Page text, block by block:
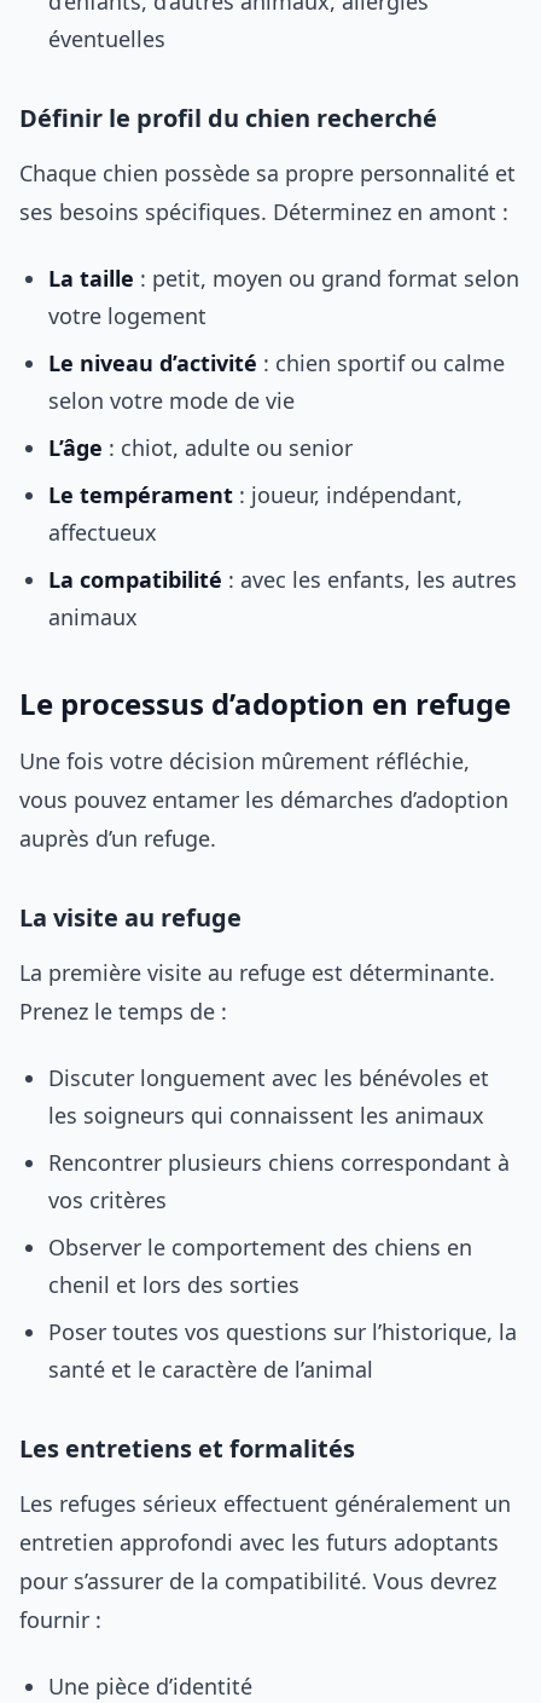
éventuelles
Définir le profil du chien recherché
Chaque chien possède sa propre personnalité et
ses besoins spécifiques. Déterminez en amont :
La taille : petit, moyen ou grand format selon
votre logement
Le niveau d’activité : chien sportif ou calme
selon votre mode de vie
L’âge : chiot, adulte ou senior
Le tempérament : joueur, indépendant,
affectueux
La compatibilité : avec les enfants, les autres
animaux
Le processus d’adoption en refuge
Une fois votre décision mûrement réfléchie,
vous pouvez entamer les démarches d’adoption
auprès d’un refuge.
La visite au refuge
La première visite au refuge est déterminante.
Prenez le temps de :
Discuter longuement avec les bénévoles et
les soigneurs qui connaissent les animaux
Rencontrer plusieurs chiens correspondant à
vos critères
Observer le comportement des chiens en
chenil et lors des sorties
Poser toutes vos questions sur l’historique, la
santé et le caractère de l’animal
Les entretiens et formalités
Les refuges sérieux effectuent généralement un
entretien approfondi avec les futurs adoptants
pour s’assurer de la compatibilité. Vous devrez
fournir :
Une pièce d’identité